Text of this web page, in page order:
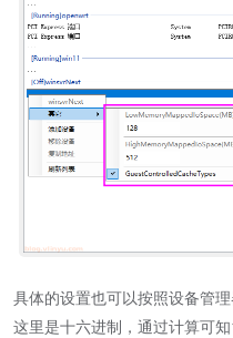
具体的设置也可以按照设备管
这里是十六进制，通过计算可